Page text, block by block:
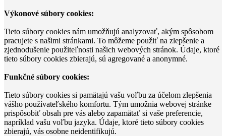
Výkonové súbory cookies:
Tieto súbory cookies nám umožňujú analyzovať, akým spôsobom
pracujete s našimi stránkami. To môžeme použiť na zlepšenie a
zjednodušenie použiteľnosti našich webových stránok. Údaje, ktoré
tieto súbory cookies zbierajú, sú agregované a anonymné.
Funkčné súbory cookies:
Tieto súbory cookies si pamätajú vašu voľbu za účelom zlepšenia
vášho používateľského komfortu. Tým umožnia webovej stránke
prispôsobiť obsah pre vás alebo zapamätať si vaše preferencie,
napríklad vašu voľbu jazyka. Údaje, ktoré tieto súbory cookies
zbierajú, vás osobne neidentifikujú.